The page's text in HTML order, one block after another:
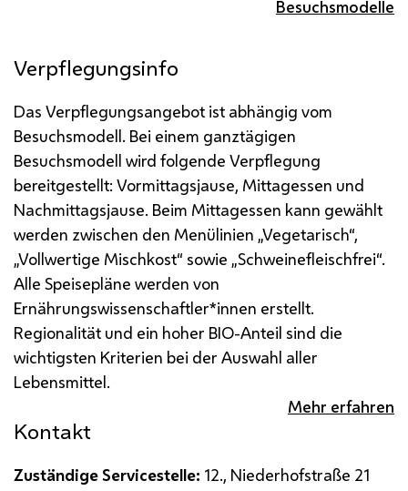
Besuchsmodelle
Verpflegungsinfo
Das Verpflegungsangebot ist abhängig vom
Besuchsmodell. Bei einem ganztägigen
Besuchsmodell wird folgende Verpflegung
bereitgestellt: Vormittagsjause, Mittagessen und
Nachmittagsjause. Beim Mittagessen kann gewählt
werden zwischen den Menülinien „Vegetarisch“,
„Vollwertige Mischkost“ sowie „Schweinefleischfrei“.
Alle Speisepläne werden von
Ernährungswissenschaftler*innen erstellt.
Regionalität und ein hoher BIO-Anteil sind die
wichtigsten Kriterien bei der Auswahl aller
Lebensmittel.
Mehr erfahren
Kontakt
Zuständige Servicestelle: 12., Niederhofstraße 21